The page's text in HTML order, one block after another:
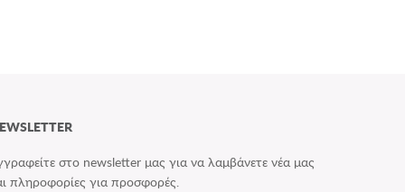
στο newsletter μας για να λαμβάνετε νέα μας
πληροφορίες για προσφορές.